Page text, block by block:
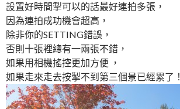
設置好時間掣可以的話最好連拍多張，
因為連拍成功機會超高，
除非你的SETTING錯誤，
否則十張裡總有一兩張不錯，
如果用相機搖控更加方便 ，
如果走來走去按掣不到第三個景已經累了！